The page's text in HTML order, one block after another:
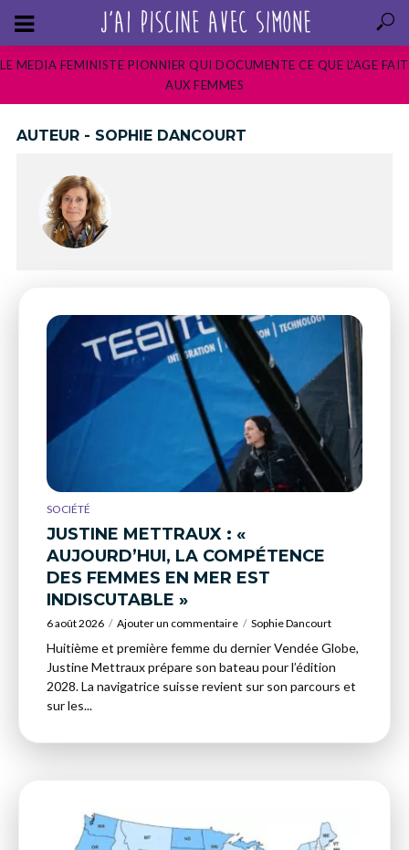
LE MEDIA FEMINISTE PIONNIER QUI DOCUMENTE CE QUE L’AGE FAIT
AUX FEMMES
AUTEUR - SOPHIE DANCOURT
SOCIÉTÉ
JUSTINE METTRAUX : «
AUJOURD’HUI, LA COMPÉTENCE
DES FEMMES EN MER EST
INDISCUTABLE »
6 août 2026 Ajouter un commentaire Sophie Dancourt
Huitième et première femme du dernier Vendée Globe,
Justine Mettraux prépare son bateau pour l’édition
2028. La navigatrice suisse revient sur son parcours et
sur les...